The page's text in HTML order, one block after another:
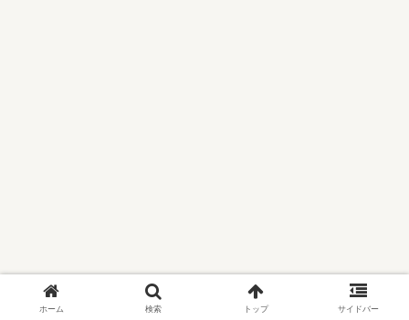
ホーム 検索 トップ サイドバー